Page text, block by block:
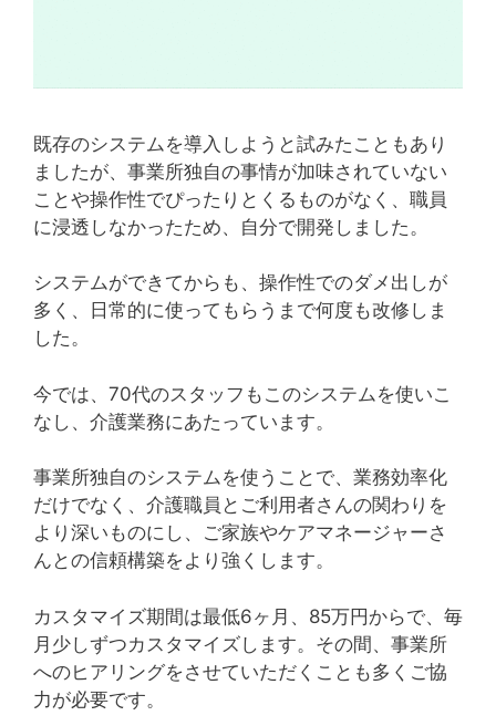
既存のシステムを導入しようと試みたこともあり
ましたが、事業所独自の事情が加味されていない
ことや操作性でぴったりとくるものがなく、職員
に浸透しなかったため、自分で開発しました。
システムができてからも、操作性でのダメ出しが
多く、日常的に使ってもらうまで何度も改修しま
した。
今では、70代のスタッフもこのシステムを使いこ
なし、介護業務にあたっています。
事業所独自のシステムを使うことで、業務効率化
だけでなく、介護職員とご利用者さんの関わりを
より深いものにし、ご家族やケアマネージャーさ
んとの信頼構築をより強くします。
カスタマイズ期間は最低6ヶ月、85万円からで、毎
月少しずつカスタマイズします。その間、事業所
へのヒアリングをさせていただくことも多くご協
力が必要です。